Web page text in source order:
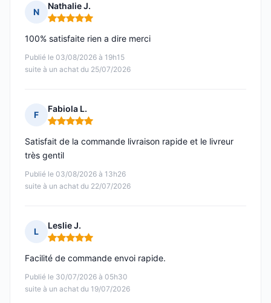
N
Nathalie J.
Note : 5 sur 5
Publié le 03/08/2026 à 19h15
suite à un achat du 25/07/2026
100% satisfaite rien a dire merci
F
Fabiola L.
Note : 5 sur 5
Publié le 03/08/2026 à 13h26
suite à un achat du 22/07/2026
Satisfait de la commande livraison rapide et le livreur
très gentil
L
Leslie J.
Note : 5 sur 5
Publié le 30/07/2026 à 05h30
suite à un achat du 19/07/2026
Facilité de commande envoi rapide.